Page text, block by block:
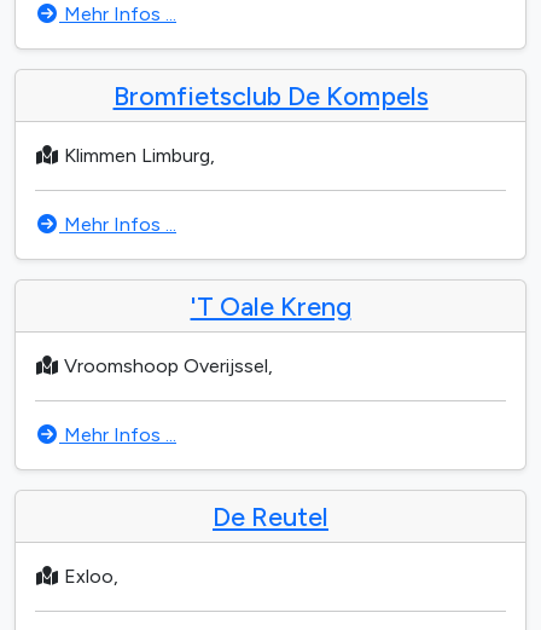
Mehr Infos ...
Bromfietsclub De Kompels
Klimmen Limburg,
Mehr Infos ...
'T Oale Kreng
Vroomshoop Overijssel,
Mehr Infos ...
De Reutel
Exloo,